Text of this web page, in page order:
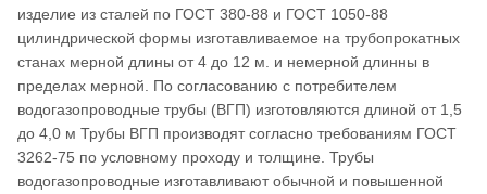
изделие из сталей по ГОСТ 380-88 и ГОСТ 1050-88
цилиндрической формы изготавливаемое на трубопрокатных
станах мерной длины от 4 до 12 м. и немерной длинны в
пределах мерной. По согласованию с потребителем
водогазопроводные трубы (ВГП) изготовляются длиной от 1,5
до 4,0 м Трубы ВГП производят согласно требованиям ГОСТ
3262-75 по условному проходу и толщине. Трубы
водогазопроводные изготавливают обычной и повышенной